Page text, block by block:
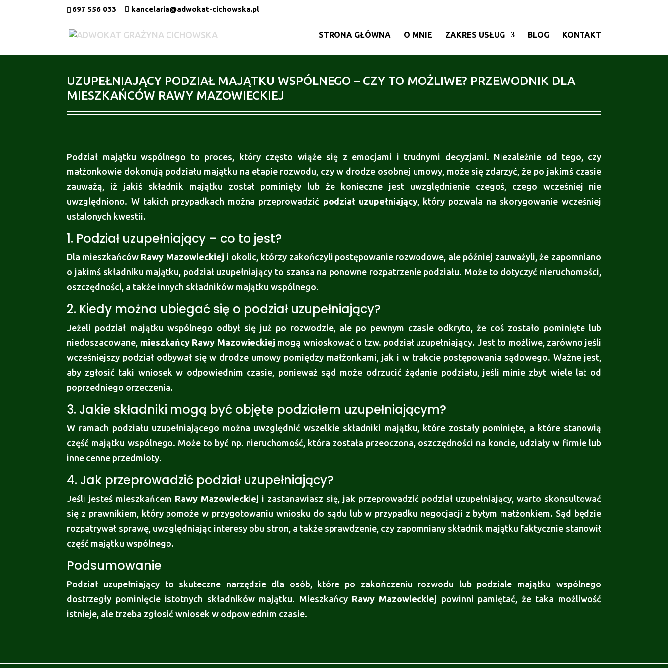
697 556 033 kancelaria@adwokat-cichowska.pl
STRONA GŁÓWNA O MNIE ZAKRES USŁUG BLOG KONTAKT
UZUPEŁNIAJĄCY PODZIAŁ MAJĄTKU WSPÓLNEGO – CZY TO MOŻLIWE? PRZEWODNIK DLA
MIESZKAŃCÓW RAWY MAZOWIECKIEJ
Podział majątku wspólnego to proces, który często wiąże się z emocjami i trudnymi decyzjami. Niezależnie od tego, czy
małżonkowie dokonują podziału majątku na etapie rozwodu, czy w drodze osobnej umowy, może się zdarzyć, że po jakimś czasie
zauważą, iż jakiś składnik majątku został pominięty lub że konieczne jest uwzględnienie czegoś, czego wcześniej nie
uwzględniono. W takich przypadkach można przeprowadzić podział uzupełniający, który pozwala na skorygowanie wcześniej
ustalonych kwestii.
1. Podział uzupełniający – co to jest?
Dla mieszkańców Rawy Mazowieckiej i okolic, którzy zakończyli postępowanie rozwodowe, ale później zauważyli, że zapomniano
o jakimś składniku majątku, podział uzupełniający to szansa na ponowne rozpatrzenie podziału. Może to dotyczyć nieruchomości,
oszczędności, a także innych składników majątku wspólnego.
2. Kiedy można ubiegać się o podział uzupełniający?
Jeżeli podział majątku wspólnego odbył się już po rozwodzie, ale po pewnym czasie odkryto, że coś zostało pominięte lub
niedoszacowane, mieszkańcy Rawy Mazowieckiej mogą wnioskować o tzw. podział uzupełniający. Jest to możliwe, zarówno jeśli
wcześniejszy podział odbywał się w drodze umowy pomiędzy małżonkami, jak i w trakcie postępowania sądowego. Ważne jest,
aby zgłosić taki wniosek w odpowiednim czasie, ponieważ sąd może odrzucić żądanie podziału, jeśli minie zbyt wiele lat od
poprzedniego orzeczenia.
3. Jakie składniki mogą być objęte podziałem uzupełniającym?
W ramach podziału uzupełniającego można uwzględnić wszelkie składniki majątku, które zostały pominięte, a które stanowią
część majątku wspólnego. Może to być np. nieruchomość, która została przeoczona, oszczędności na koncie, udziały w firmie lub
inne cenne przedmioty.
4. Jak przeprowadzić podział uzupełniający?
Jeśli jesteś mieszkańcem Rawy Mazowieckiej i zastanawiasz się, jak przeprowadzić podział uzupełniający, warto skonsultować
się z prawnikiem, który pomoże w przygotowaniu wniosku do sądu lub w przypadku negocjacji z byłym małżonkiem. Sąd będzie
rozpatrywał sprawę, uwzględniając interesy obu stron, a także sprawdzenie, czy zapomniany składnik majątku faktycznie stanowił
część majątku wspólnego.
Podsumowanie
Podział uzupełniający to skuteczne narzędzie dla osób, które po zakończeniu rozwodu lub podziale majątku wspólnego
dostrzegły pominięcie istotnych składników majątku. Mieszkańcy Rawy Mazowieckiej powinni pamiętać, że taka możliwość
istnieje, ale trzeba zgłosić wniosek w odpowiednim czasie.